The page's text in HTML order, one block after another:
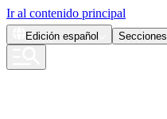
Ir al contenido principal
Edición español Secciones